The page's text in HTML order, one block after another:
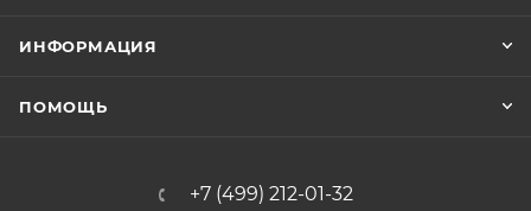
ИНФОРМАЦИЯ
ПОМОЩЬ
+7 (499) 212-01-32